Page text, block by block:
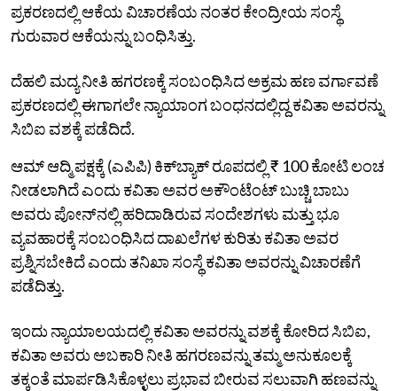
ಪ್ರಕರಣದಲ್ಲಿ ಆಕೆಯ ವಿಚಾರಣೆಯ ನಂತರ ಕೇಂದ್ರೀಯ ಸಂಸ್ಥೆ
ಗುರುವಾರ ಆಕೆಯನ್ನು ಬಂಧಿಸಿತ್ತು.
ದೆಹಲಿ ಮದ್ಯ ನೀತಿ ಹಗರಣಕ್ಕೆ ಸಂಬಂಧಿಸಿದ ಅಕ್ರಮ ಹಣ ವರ್ಗಾವಣೆ
ಪ್ರಕರಣದಲ್ಲಿ ಈಗಾಗಲೇ ನ್ಯಾಯಾಂಗ ಬಂಧನದಲ್ಲಿದ್ದ ಕವಿತಾ ಅವರನ್ನು
ಸಿಬಿಐ ವಶಕ್ಕೆ ಪಡೆದಿದೆ.
ಆಮ್ ಆದ್ಮಿ ಪಕ್ಷಕ್ಕೆ (ಎಪಿಪಿ) ಕಿಕ್‌ಬ್ಯಾಕ್ ರೂಪದಲ್ಲಿ ₹ 100 ಕೋಟಿ ಲಂಚ
ನೀಡಲಾಗಿದೆ ಎಂದು ಕವಿತಾ ಅವರ ಅಕೌಂಟೆಂಟ್ ಬುಚ್ಚಿ ಬಾಬು
ಅವರು ಪೋನ್‌ನಲ್ಲಿ ಹರಿದಾಡಿರುವ ಸಂದೇಶಗಳು ಮತ್ತು ಭೂ
ವ್ಯವಹಾರಕ್ಕೆ ಸಂಬಂಧಿಸಿದ ದಾಖಲೆಗಳ ಕುರಿತು ಕವಿತಾ ಅವರ
ಪ್ರಶ್ನಿಸಬೇಕಿದೆ ಎಂದು ತನಿಖಾ ಸಂಸ್ಥೆ ಕವಿತಾ ಅವರನ್ನು ವಿಚಾರಣೆಗೆ
ಪಡೆದಿತ್ತು.
ಇಂದು ನ್ಯಾಯಾಲಯದಲ್ಲಿ ಕವಿತಾ ಅವರನ್ನು ವಶಕ್ಕೆ ಕೋರಿದ ಸಿಬಿಐ,
ಕವಿತಾ ಅವರು ಅಬಕಾರಿ ನೀತಿ ಹಗರಣವನ್ನು ತಮ್ಮ ಅನುಕೂಲಕ್ಕೆ
ತಕ್ಕಂತೆ ಮಾರ್ಪಡಿಸಿಕೊಳ್ಳಲು ಪ್ರಭಾವ ಬೀರುವ ಸಲುವಾಗಿ ಹಣವನ್ನು